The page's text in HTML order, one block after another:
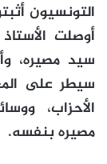
التونسيون
أوصلت
سيد مصيره،
سيطر على
الأحزاب،
مصيره بنفسه.